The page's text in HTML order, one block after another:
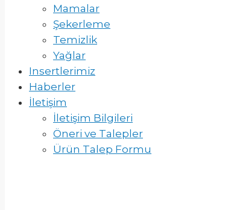
Mamalar
Şekerleme
Temizlik
Yağlar
Insertlerimiz
Haberler
İletişim
İletişim Bilgileri
Öneri ve Talepler
Ürün Talep Formu